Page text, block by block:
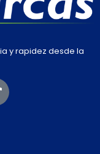
y rapidez desde la